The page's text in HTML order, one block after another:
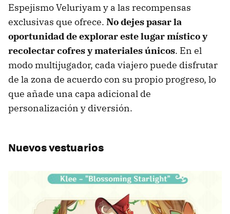
Espejismo Veluriyam y a las recompensas
exclusivas que ofrece. No dejes pasar la
oportunidad de explorar este lugar místico y
recolectar cofres y materiales únicos. En el
modo multijugador, cada viajero puede disfrutar
de la zona de acuerdo con su propio progreso, lo
que añade una capa adicional de
personalización y diversión.
Nuevos vestuarios